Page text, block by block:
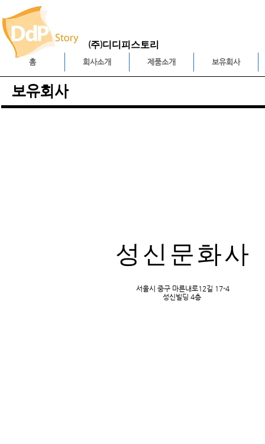
(주)디디피스토리
홈 회사소개 제품소개 보유회사
보유회사
영신P&L
서울숲 SK V1 TOWER
T E L : 02 - 465 - 8008
성신문화사
서울시 중구 마른내로12길 17-4
성신빌딩 4층